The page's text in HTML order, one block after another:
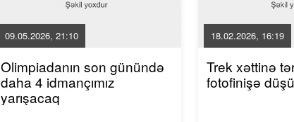
09.05.2026, 21:10
Olimpiadanın son günündə
daha 4 idmançımız
yarışacaq
18.02.2026, 16:19
Trek xəttinə
fotofinişə